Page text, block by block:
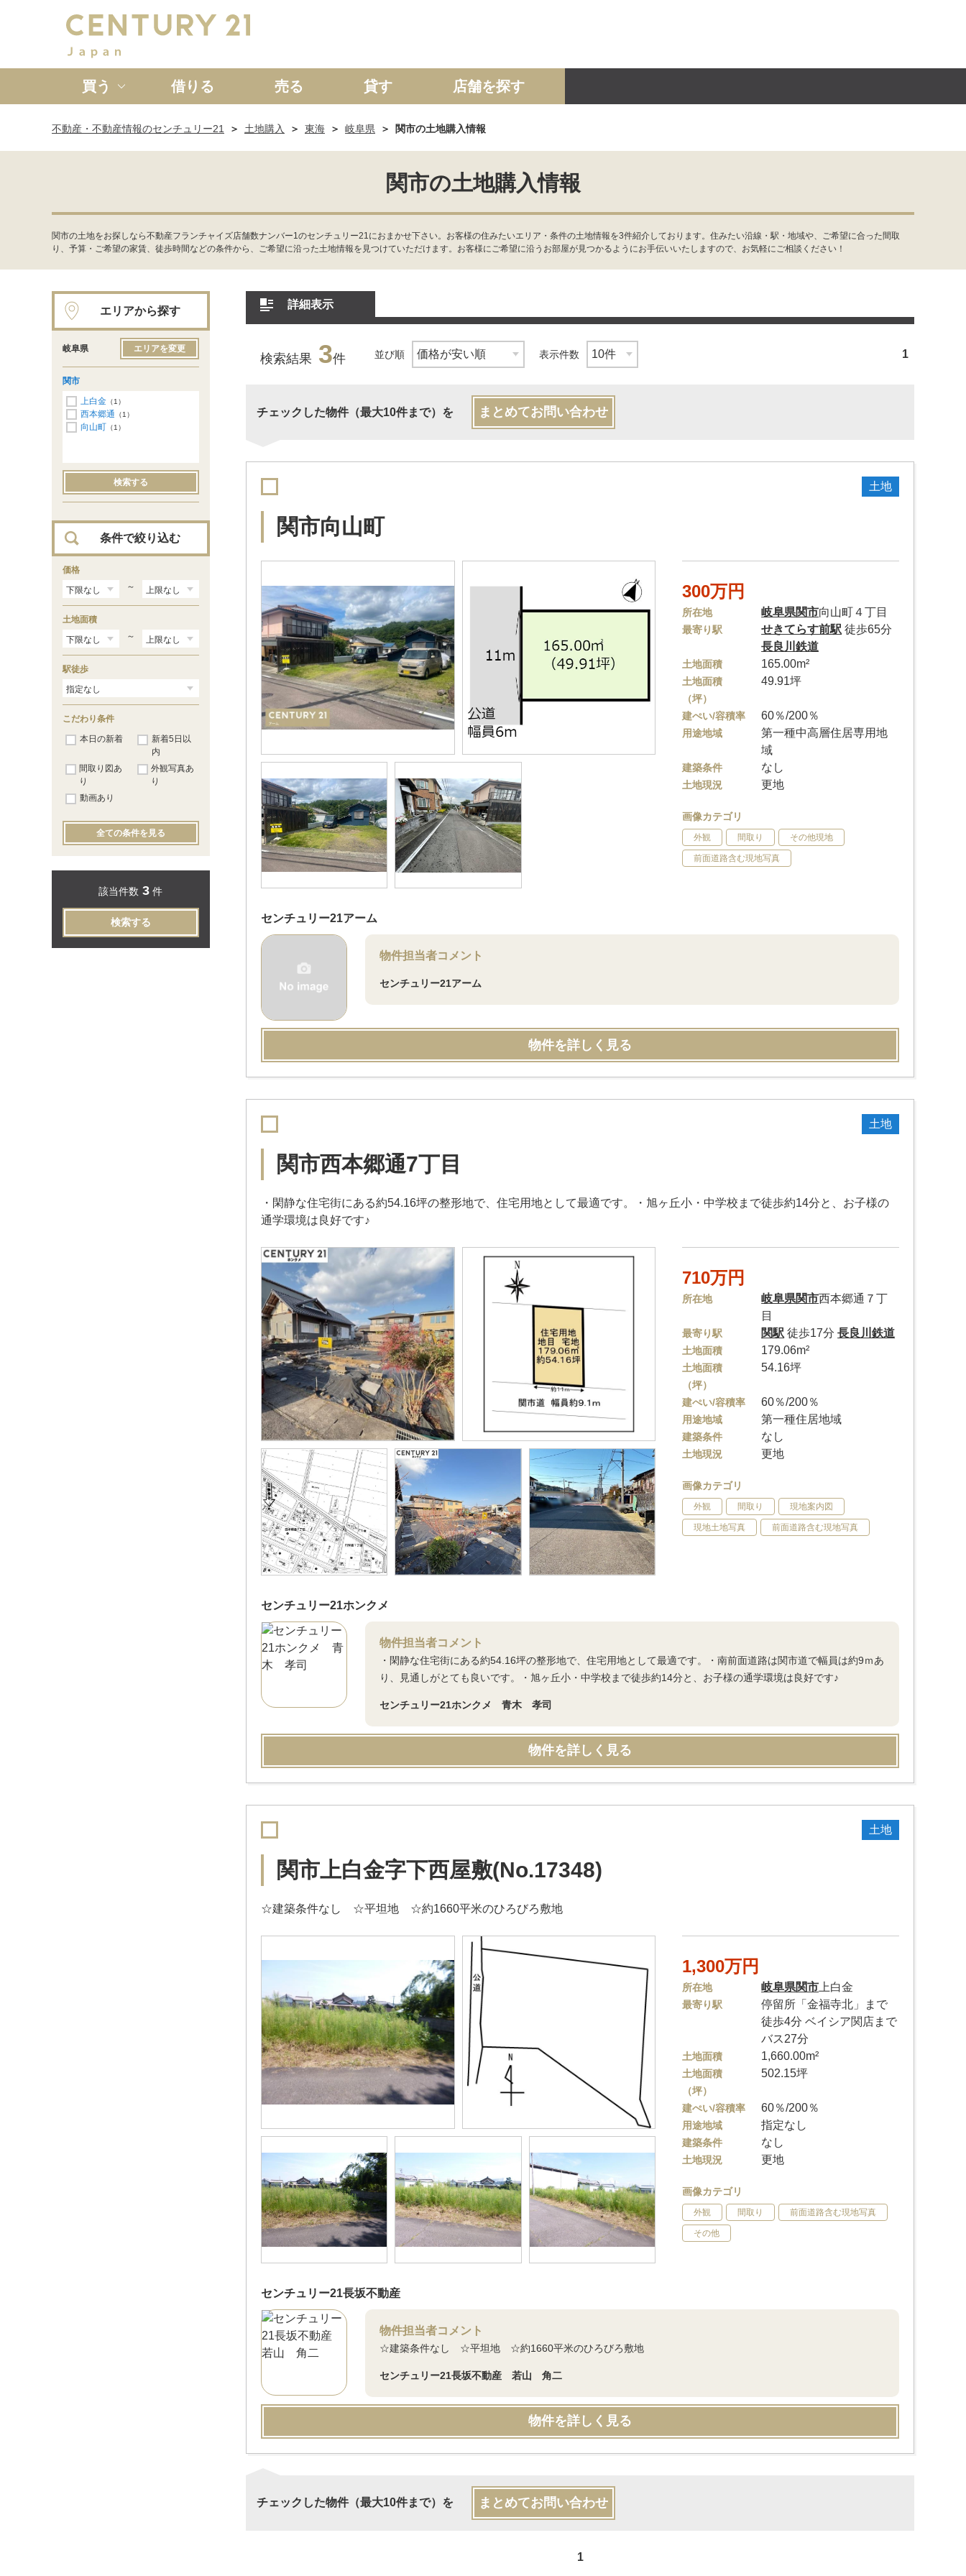
買う
新築一戸建て 中古一戸建て マンション
借りる 売る 貸す 店舗を探す
不動産・不動産情報のセンチュリー21 土地購入 東海 岐阜県 関市の土地購入情報
関市の土地購入情報
関市の土地をお探しなら不動産フランチャイズ店舗数ナンバー1のセンチュリー21におまかせ下さい。お客様の住みたいエリア・条件の土地情報を3件紹介しております。住みたい沿線・駅・地域や、ご希望に合った間取
り、予算・ご希望の家賃、徒歩時間などの条件から、ご希望に沿った土地情報を見つけていただけます。お客様にご希望に沿うお部屋が見つかるようにお手伝いいたしますので、お気軽にご相談ください！
詳細表示
検索結果 3件 並び順 表示件数 1
チェックした物件（最大10件まで）を まとめてお問い合わせ
土地
関市向山町
300万円
所在地 岐阜県関市向山町４丁目
最寄り駅 せきてらす前駅 徒歩65分
長良川鉄道
土地面積 165.00m²
土地面積
（坪）
49.91坪
建ぺい/容積率 60％/200％
用途地域
第一種中高層住居専用地
域
建築条件 なし
土地現況 更地
画像カテゴリ
外観 間取り その他現地
前面道路含む現地写真
センチュリー21アーム
物件担当者コメント
センチュリー21アーム
物件を詳しく見る
土地
関市西本郷通7丁目
・閑静な住宅街にある約54.16坪の整形地で、住宅用地として最適です。・旭ヶ丘小・中学校まで徒歩約14分と、お子様の
通学環境は良好です♪
710万円
所在地 岐阜県関市西本郷通７丁
目
最寄り駅 関駅 徒歩17分長良川鉄道
土地面積 179.06m²
土地面積
（坪）
54.16坪
建ぺい/容積率 60％/200％
用途地域 第一種住居地域
建築条件 なし
土地現況 更地
画像カテゴリ
外観 間取り 現地案内図
現地土地写真 前面道路含む現地写真
センチュリー21ホンクメ
物件担当者コメント
・閑静な住宅街にある約54.16坪の整形地で、住宅用地として最適です。・南前面道路は関市道で幅員は約9ｍあ
り、見通しがとても良いです。・旭ヶ丘小・中学校まで徒歩約14分と、お子様の通学環境は良好です♪
センチュリー21ホンクメ 青木 孝司
物件を詳しく見る
土地
関市上白金字下西屋敷(No.17348)
☆建築条件なし ☆平坦地 ☆約1660平米のひろびろ敷地
1,300万円
所在地 岐阜県関市 上白金
最寄り駅
停留所「金福寺北」まで
徒歩4分 ベイシア関店まで
バス27分
土地面積 1,660.00m²
土地面積
（坪）
502.15坪
建ぺい/容積率 60％/200％
用途地域 指定なし
建築条件 なし
土地現況 更地
画像カテゴリ
外観 間取り 前面道路含む現地写真
その他
センチュリー21長坂不動産
物件担当者コメント
☆建築条件なし ☆平坦地 ☆約1660平米のひろびろ敷地
センチュリー21長坂不動産 若山 角二
物件を詳しく見る
チェックした物件（最大10件まで）を まとめてお問い合わせ
1
エリアから探す
岐阜県 エリアを変更
関市
上白金 （1）
西本郷通 （1）
向山町 （1）
検索する
条件で絞り込む
価格
～
土地面積
～
駅徒歩
こだわり条件
本日の新着
新着5日以
内
間取り図あ
り
外観写真あ
り
動画あり
全ての条件を見る
該当件数 3 件
検索する